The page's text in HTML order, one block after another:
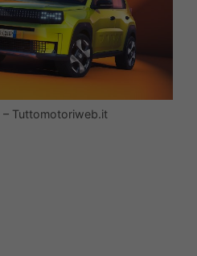
– Tuttomotoriweb.it